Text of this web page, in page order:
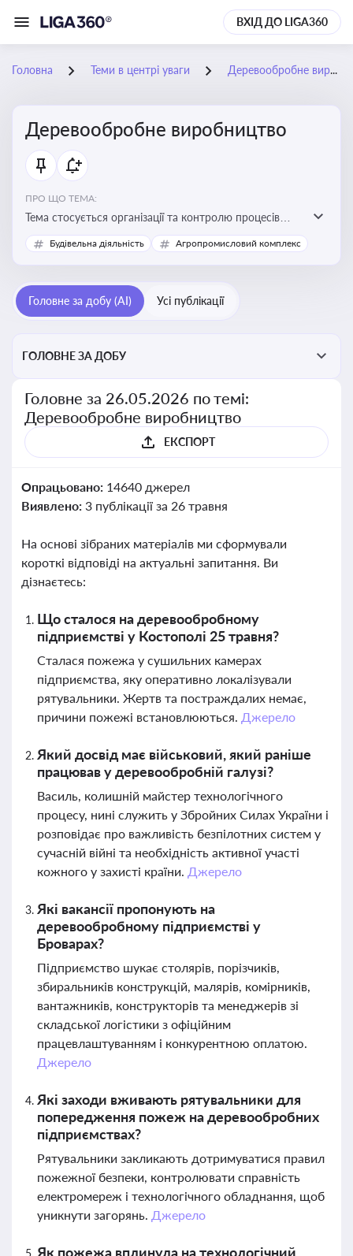
ВХІД ДО LIGA360
Головна Теми в центрі уваги Деревообробне виробництво
Деревообробне виробництво
ПРО ЩО ТЕМА:
Тема стосується організації та контролю процесів
переробки деревини, дотримання технічних
стандартів, екологічних вимог і безпеки праці на
Будівельна діяльність Агропромисловий комплекс
Головне за добу (AI) Усі публікації
ГОЛОВНЕ ЗА ДОБУ
Головне за 26.05.2026 по темі:
Деревообробне виробництво
ЕКСПОРТ
Опрацьовано: 14640 джерел
Виявлено: 3 публікації за 26 травня
На основі зібраних матеріалів ми сформували
короткі відповіді на актуальні запитання. Ви
дізнаєтесь:
Що сталося на деревообробному
підприємстві у Костополі 25 травня?
Сталася пожежа у сушильних камерах
підприємства, яку оперативно локалізували
рятувальники. Жертв та постраждалих немає,
причини пожежі встановлюються. Джерело
Який досвід має військовий, який раніше
працював у деревообробній галузі?
Василь, колишній майстер технологічного
процесу, нині служить у Збройних Силах України і
розповідає про важливість безпілотних систем у
сучасній війні та необхідність активної участі
кожного у захисті країни. Джерело
Які вакансії пропонують на
деревообробному підприємстві у
Броварах?
Підприємство шукає столярів, порізчиків,
збиральників конструкцій, малярів, комірників,
вантажників, конструкторів та менеджерів зі
складської логістики з офіційним
працевлаштуванням і конкурентною оплатою.
Джерело
Які заходи вживають рятувальники для
попередження пожеж на деревообробних
підприємствах?
Рятувальники закликають дотримуватися правил
пожежної безпеки, контролювати справність
електромереж і технологічного обладнання, щоб
уникнути загорянь. Джерело
Як пожежа вплинула на технологічний